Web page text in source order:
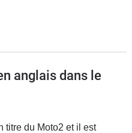
anglais dans le
titre du Moto2 et il est